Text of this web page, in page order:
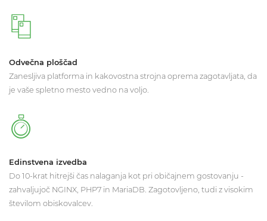
Odvečna ploščad
Zanesljiva platforma in kakovostna strojna oprema zagotavljata, da
je vaše spletno mesto vedno na voljo.
Edinstvena izvedba
Do 10-krat hitrejši čas nalaganja kot pri običajnem gostovanju -
zahvaljujoč NGINX, PHP7 in MariaDB. Zagotovljeno, tudi z visokim
številom obiskovalcev.